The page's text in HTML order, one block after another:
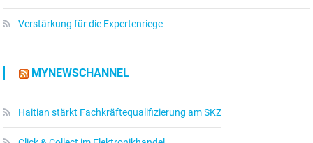
Verstärkung für die Expertenriege
MYNEWSCHANNEL
Haitian stärkt Fachkräftequalifizierung am SKZ